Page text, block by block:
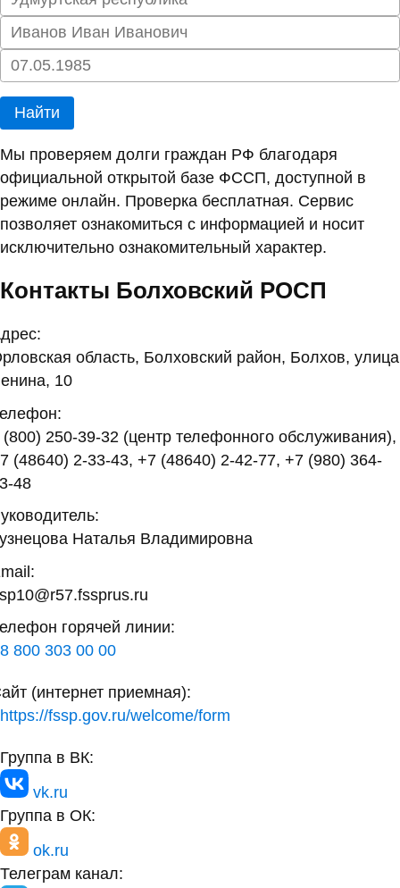
Найти
Мы проверяем долги граждан РФ благодаря
официальной открытой базе ФССП, доступной в
режиме онлайн. Проверка бесплатная. Сервис
позволяет ознакомиться с информацией и носит
исключительно ознакомительный характер.
Контакты Болховский РОСП
область, Болховский район, Болхов, улица
10
(800) 250-39-32 (центр телефонного обслуживания),
(48640) 2-33-43, +7 (48640) 2-42-77, +7 (980) 364-
48
Наталья Владимировна
горячей линии:
8 800 303 00 00
(интернет приемная):
https://fssp.gov.ru/welcome/form
Группа в ВК:
vk.ru
Группа в ОК:
ok.ru
Телеграм канал: